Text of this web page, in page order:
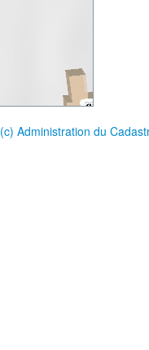
(c) Administration du